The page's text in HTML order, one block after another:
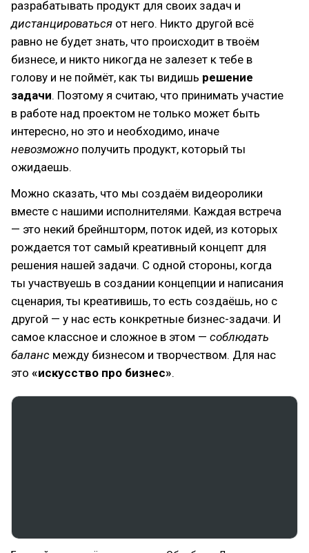
разрабатывать продукт для своих задач и
дистанцироваться от него. Никто другой всё
равно не будет знать, что происходит в твоём
бизнесе, и никто никогда не залезет к тебе в
голову и не поймёт, как ты видишь решение
задачи. Поэтому я считаю, что принимать участие
в работе над проектом не только может быть
интересно, но это и необходимо, иначе
невозможно получить продукт, который ты
ожидаешь.
Можно сказать, что мы создаём видеоролики
вместе с нашими исполнителями. Каждая встреча
— это некий брейншторм, поток идей, из которых
рождается тот самый креативный концепт для
решения нашей задачи. С одной стороны, когда
ты участвуешь в создании концепции и написания
сценария, ты креативишь, то есть создаёшь, но с
другой — у нас есть конкретные бизнес-задачи. И
самое классное и сложное в этом — соблюдать
баланс между бизнесом и творчеством. Для нас
это «искусство про бизнес».